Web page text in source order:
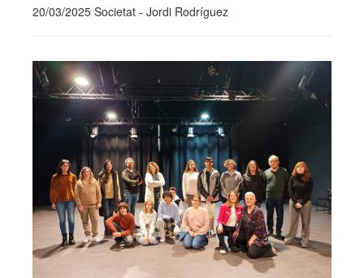
20/03/2025 Societat - Jordi Rodríguez